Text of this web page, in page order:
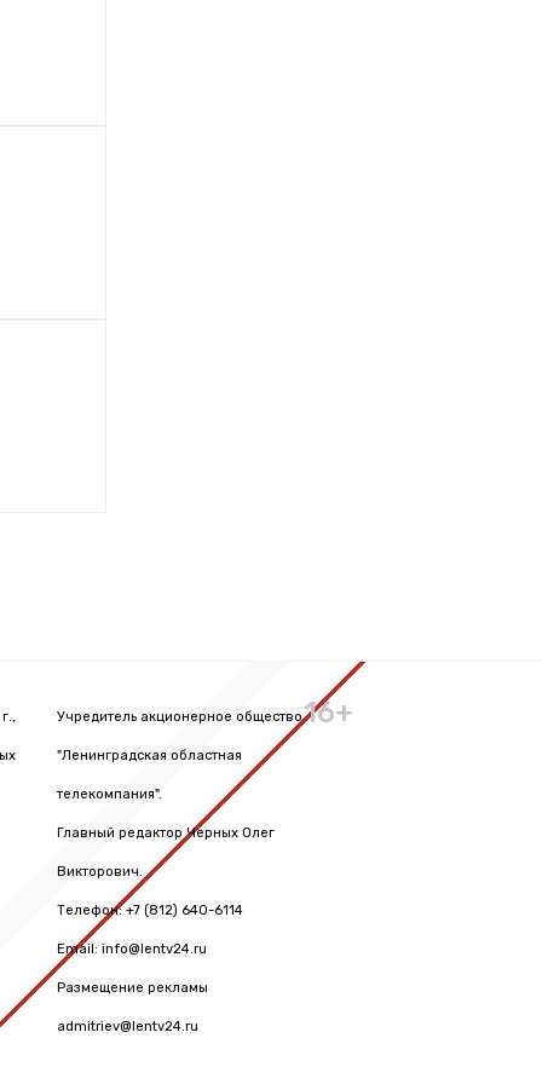
Учредитель акционерное общество
"Ленинградская областная
телекомпания".
Главный редактор Черных Олег
Викторович.
Телефон: +7 (812) 640-6114
Email: info@lentv24.ru
Размещение рекламы
admitriev@lentv24.ru
16+